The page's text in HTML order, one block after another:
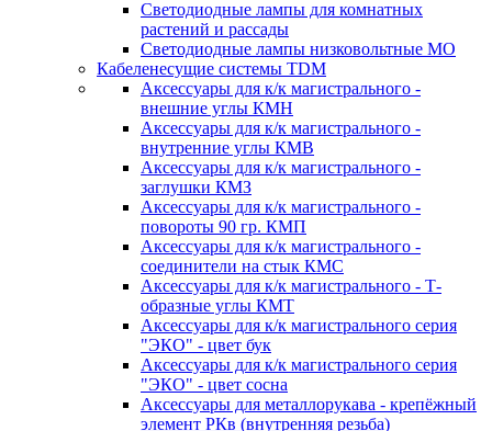
Светодиодные лампы для комнатных
растений и рассады
Светодиодные лампы низковольтные МО
Кабеленесущие системы TDM
Аксессуары для к/к магистрального -
внешние углы КМН
Аксессуары для к/к магистрального -
внутренние углы КМВ
Аксессуары для к/к магистрального -
заглушки КМЗ
Аксессуары для к/к магистрального -
повороты 90 гр. КМП
Аксессуары для к/к магистрального -
соединители на стык КМС
Аксессуары для к/к магистрального - Т-
образные углы КМТ
Аксессуары для к/к магистрального серия
"ЭКО" - цвет бук
Аксессуары для к/к магистрального серия
"ЭКО" - цвет сосна
Аксессуары для металлорукава - крепёжный
элемент РКв (внутренняя резьба)